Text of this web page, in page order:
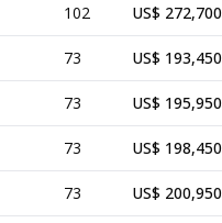
102 US$ 272,700
73 US$ 193,450
73 US$ 195,950
73 US$ 198,450
73 US$ 200,950